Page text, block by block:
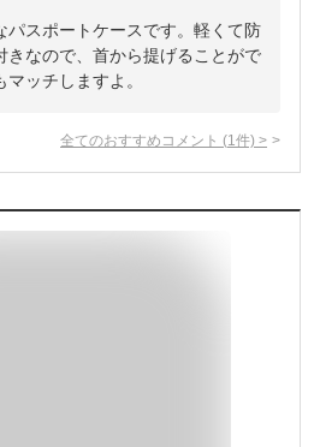
パスポートケースです。軽くて防
きなので、首から提げることがで
ッチしますよ。
全てのおすすめコメント (1 件) >